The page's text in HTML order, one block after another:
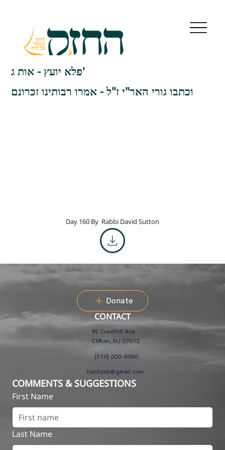
פלא יועץ - אות ג'
וכתבו גורי האר"י ז"ל - אמרו רבותינו זכרונם
Day 160 By Rabbi David Sutton
Donate
CONTACT
92 Cresthill Ave
Clifton, NJ 07012
(516) 600-8080
hachzek@gmail.com
COMMENTS & SUGGESTIONS
First Name
Last Name